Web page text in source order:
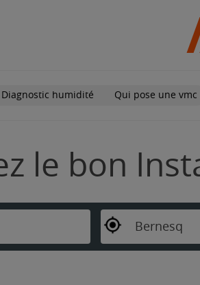
Diagnostic humidité Qui pose une vmc
le bon
Bernesq